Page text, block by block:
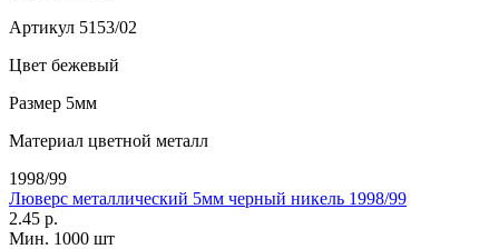
Артикул 5153/02
Цвет бежевый
Размер 5мм
Материал цветной металл
1998/99
Люверс металлический 5мм черный никель 1998/99
2.45 р.
Мин. 1000 шт